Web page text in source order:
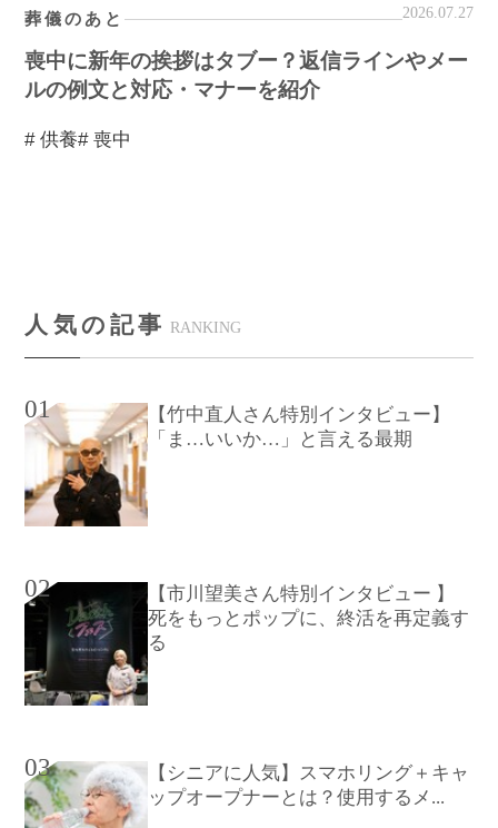
葬儀のあと 2026.07.27
喪中に新年の挨拶はタブー？返信ラインやメー
ルの例文と対応・マナーを紹介
# 供養# 喪中
人気の記事 RANKING
01
【竹中直人さん特別インタビュー】
「ま…いいか…」と言える最期
02
【市川望美さん特別インタビュー 】
死をもっとポップに、終活を再定義す
る
03
【シニアに人気】スマホリング＋キャ
ップオープナーとは？使用するメ...